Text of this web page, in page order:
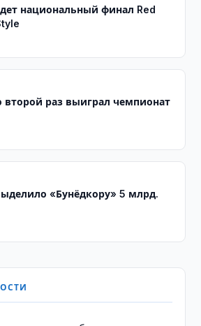
национальный финал Red
второй раз выиграл чемпионат
«Бунёдкору» 5 млрд.